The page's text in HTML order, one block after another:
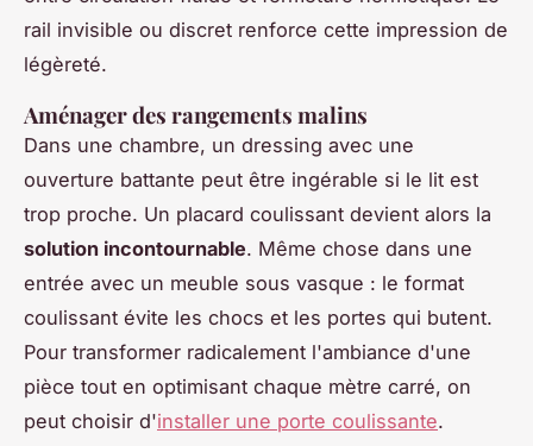
rail invisible ou discret renforce cette impression de
légèreté.
Aménager des rangements malins
Dans une chambre, un dressing avec une
ouverture battante peut être ingérable si le lit est
trop proche. Un placard coulissant devient alors la
solution incontournable. Même chose dans une
entrée avec un meuble sous vasque : le format
coulissant évite les chocs et les portes qui butent.
Pour transformer radicalement l'ambiance d'une
pièce tout en optimisant chaque mètre carré, on
peut choisir d'installer une porte coulissante.